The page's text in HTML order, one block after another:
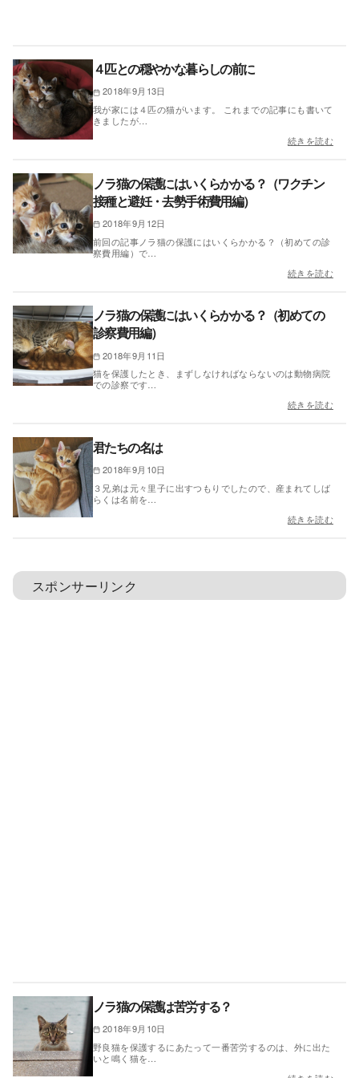
４匹との穏やかな暮らしの前に
2018年9月13日
我が家には４匹の猫がいます。 これまでの記事にも書いて
きましたが…
続きを読む
ノラ猫の保護にはいくらかかる？（ワクチン
接種と避妊・去勢手術費用編）
2018年9月12日
前回の記事ノラ猫の保護にはいくらかかる？（初めての診
察費用編）で…
続きを読む
ノラ猫の保護にはいくらかかる？（初めての
診察費用編）
2018年9月11日
猫を保護したとき、まずしなければならないのは動物病院
での診察です…
続きを読む
君たちの名は
2018年9月10日
３兄弟は元々里子に出すつもりでしたので、産まれてしば
らくは名前を…
続きを読む
スポンサーリンク
ノラ猫の保護は苦労する？
2018年9月10日
野良猫を保護するにあたって一番苦労するのは、外に出た
いと鳴く猫を…